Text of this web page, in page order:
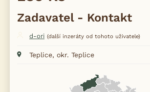
Zadavatel - Kontakt
d-ori (další inzeráty od tohoto uživatele)
Teplice, okr. Teplice